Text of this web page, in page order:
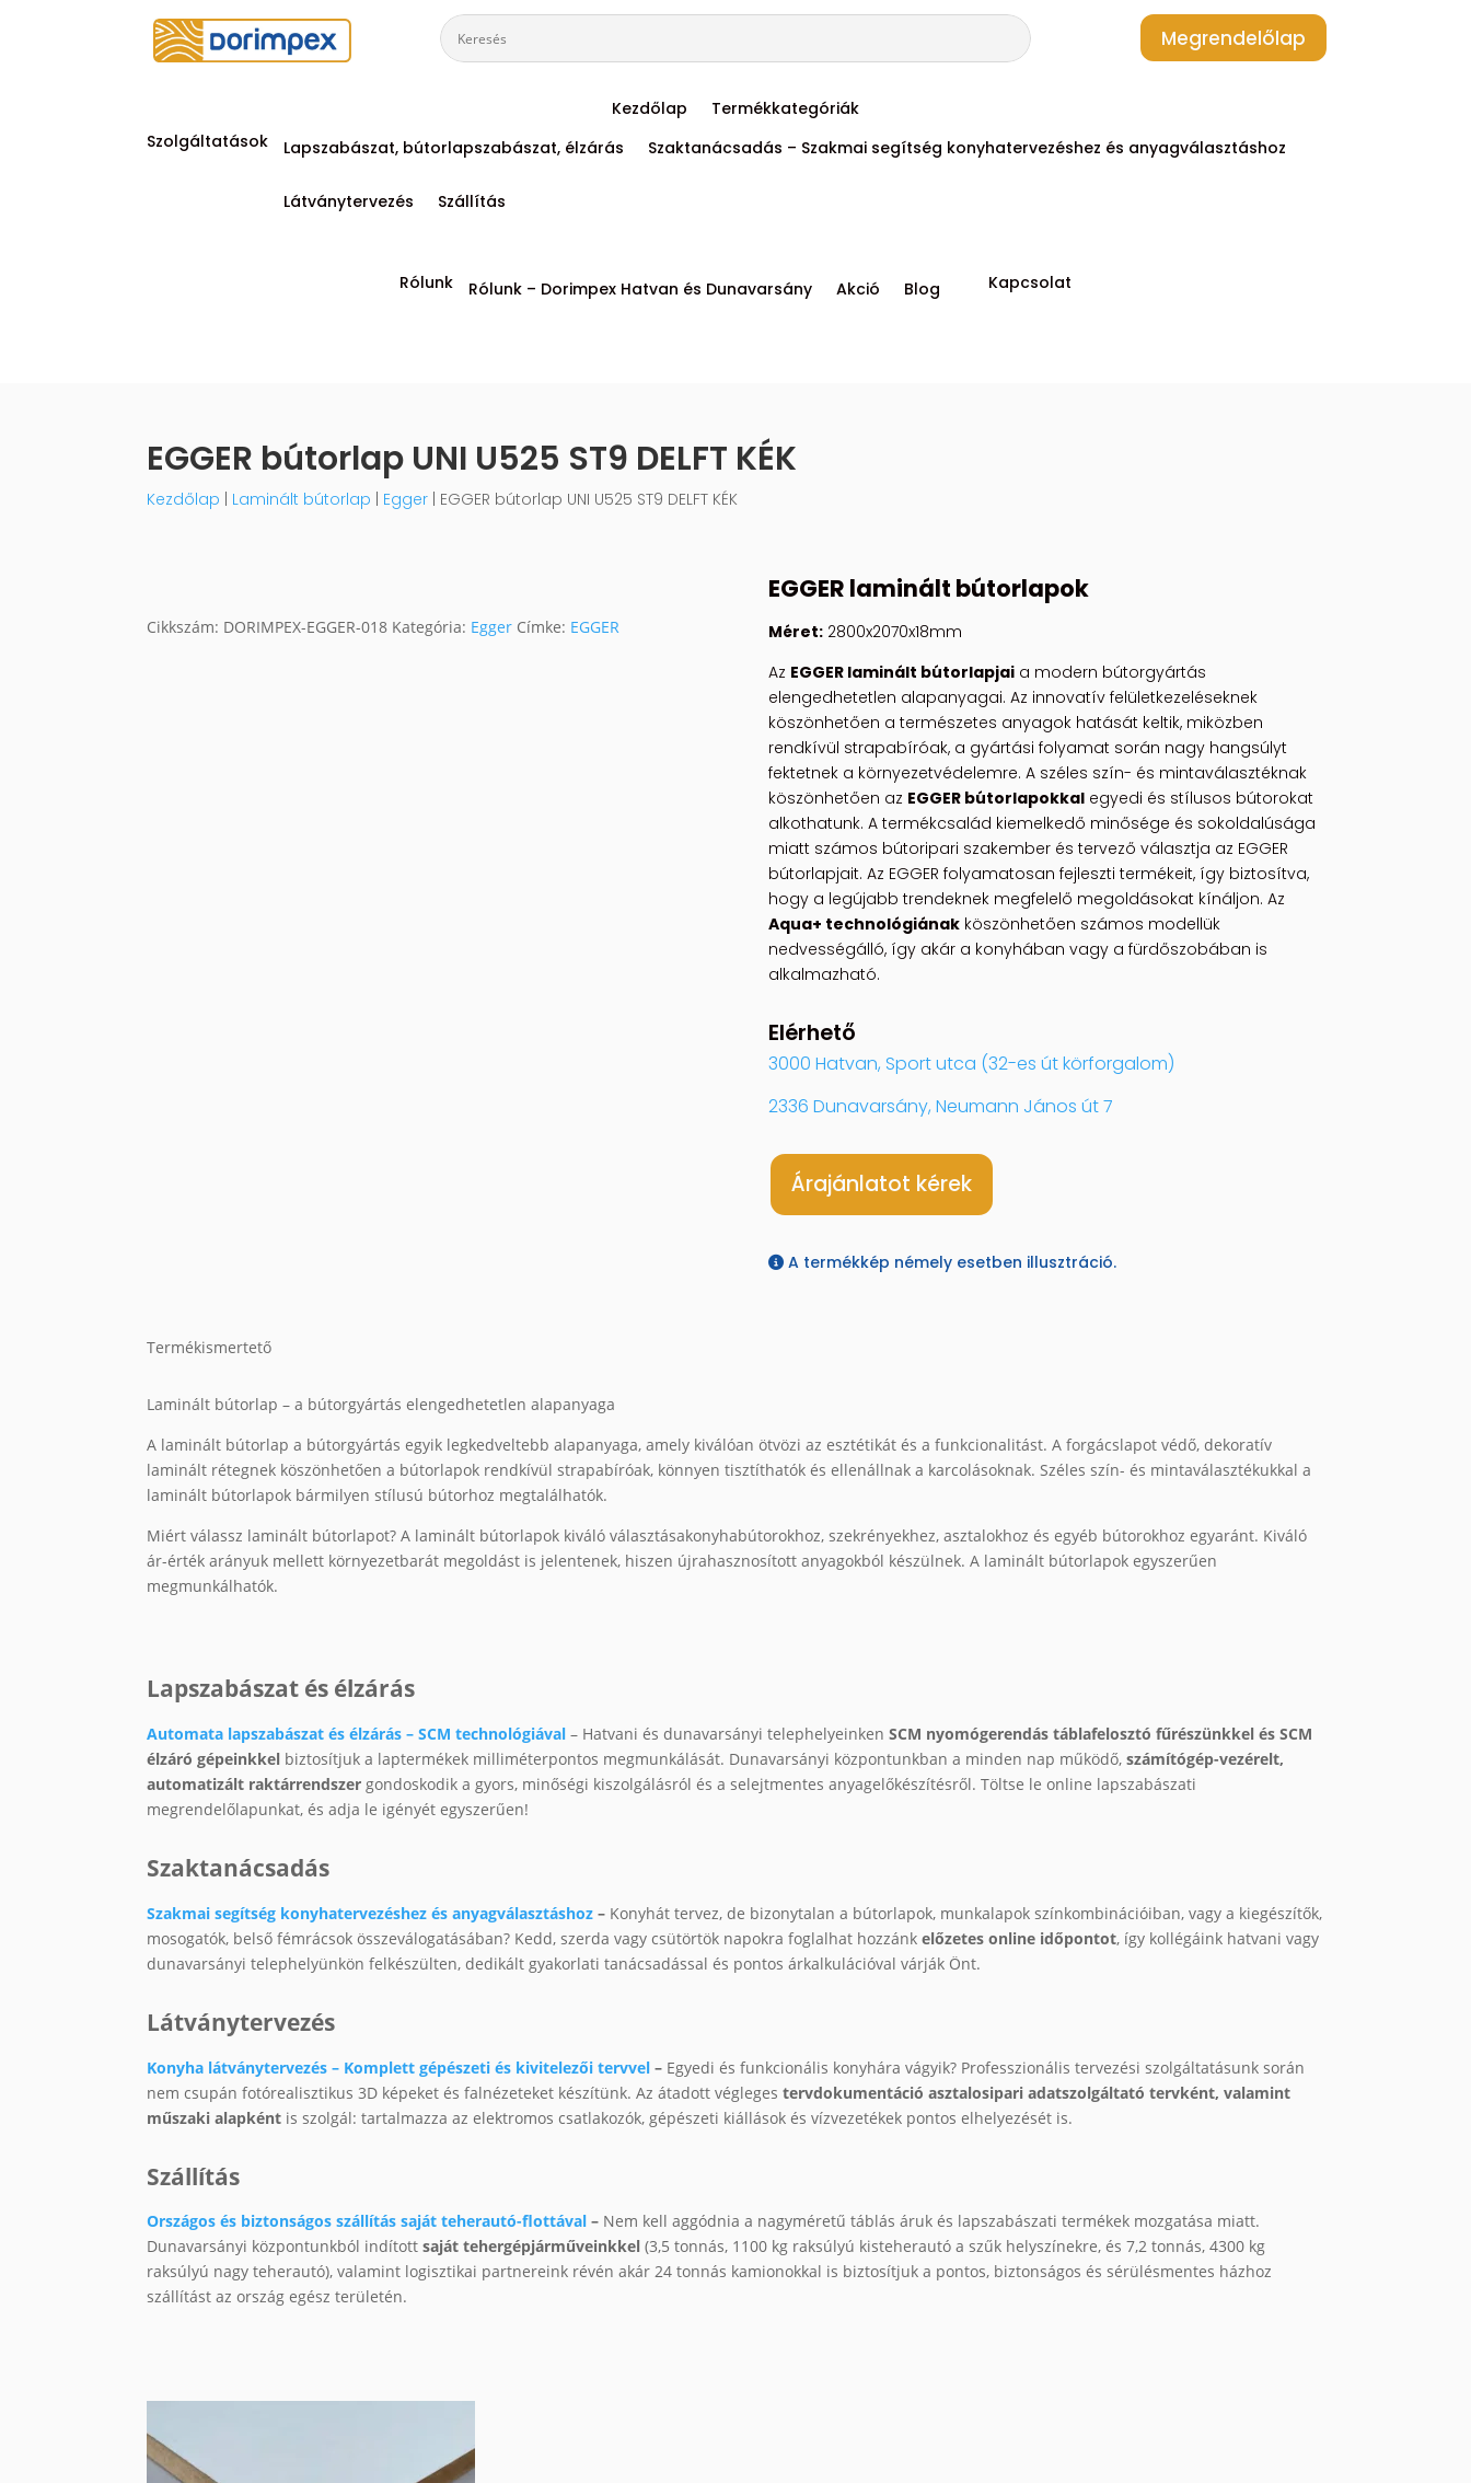
Megrendelőlap
Kezdőlap
Termékkategóriák
Szolgáltatások
Lapszabászat, bútorlapszabászat, élzárás Szaktanácsadás – Szakmai segítség konyhatervezéshez és anyagválasztáshoz
Látványtervezés Szállítás
Rólunk Rólunk – Dorimpex Hatvan és Dunavarsány Akció Blog Kapcsolat
EGGER bútorlap UNI U525 ST9 DELFT KÉK
Kezdőlap | Laminált bútorlap | Egger | EGGER bútorlap UNI U525 ST9 DELFT KÉK
Cikkszám: DORIMPEX-EGGER-018 Kategória: Egger Címke: EGGER
EGGER laminált bútorlapok
Méret:2800x2070x18mm
Az EGGER laminált bútorlapjaia modern bútorgyártás
elengedhetetlen alapanyagai. Az innovatív felületkezeléseknek
köszönhetően a természetes anyagok hatását keltik, miközben
rendkívül strapabíróak, a gyártási folyamat során nagy hangsúlyt
fektetnek a környezetvédelemre. A széles szín- és mintaválasztéknak
köszönhetően az EGGER bútorlapokkalegyedi és stílusos bútorokat
alkothatunk. A termékcsalád kiemelkedő minősége és sokoldalúsága
miatt számos bútoripari szakember és tervező választja az EGGER
bútorlapjait. Az EGGER folyamatosan fejleszti termékeit, így biztosítva,
hogy a legújabb trendeknek megfelelő megoldásokat kínáljon. Az
Aqua+ technológiánakköszönhetően számos modellük
nedvességálló, így akár a konyhában vagy a fürdőszobában is
alkalmazható.
Elérhető
3000 Hatvan, Sport utca (32-es út körforgalom)
2336 Dunavarsány, Neumann János út 7
Árajánlatot kérek
A termékkép némely esetben illusztráció.
Termékismertető
Laminált bútorlap – a bútorgyártás elengedhetetlen alapanyaga
A laminált bútorlap a bútorgyártás egyik legkedveltebb alapanyaga, amely kiválóan ötvözi az esztétikát és a funkcionalitást. A forgácslapot védő, dekoratív
laminált rétegnek köszönhetően a bútorlapok rendkívül strapabíróak, könnyen tisztíthatók és ellenállnak a karcolásoknak. Széles szín- és mintaválasztékukkal a
laminált bútorlapok bármilyen stílusú bútorhoz megtalálhatók.
Miért válassz laminált bútorlapot? A laminált bútorlapok kiváló választásakonyhabútorokhoz, szekrényekhez, asztalokhoz és egyéb bútorokhoz egyaránt. Kiváló
ár-érték arányuk mellett környezetbarát megoldást is jelentenek, hiszen újrahasznosított anyagokból készülnek. A laminált bútorlapok egyszerűen
megmunkálhatók.
Lapszabászat és élzárás
Automata lapszabászat és élzárás – SCM technológiával – Hatvani és dunavarsányi telephelyeinkenSCM nyomógerendás táblafelosztó fűrészünkkel és SCM
élzáró gépeinkkel biztosítjuk a laptermékek milliméterpontos megmunkálását. Dunavarsányi központunkban a minden nap működő,számítógép-vezérelt,
automatizált raktárrendszergondoskodik a gyors, minőségi kiszolgálásról és a selejtmentes anyagelőkészítésről. Töltse le online lapszabászati
megrendelőlapunkat, és adja le igényét egyszerűen!
Szaktanácsadás
Szakmai segítség konyhatervezéshez és anyagválasztáshoz – Konyhát tervez, de bizonytalan a bútorlapok, munkalapok színkombinációiban, vagy a kiegészítők,
mosogatók, belső fémrácsok összeválogatásában? Kedd, szerda vagy csütörtök napokra foglalhat hozzánkelőzetes online időpontot, így kollégáink hatvani vagy
dunavarsányi telephelyünkön felkészülten, dedikált gyakorlati tanácsadással és pontos árkalkulációval várják Önt.
Látványtervezés
Konyha látványtervezés – Komplett gépészeti és kivitelezői tervvel – Egyedi és funkcionális konyhára vágyik? Professzionális tervezési szolgáltatásunk során
nem csupán fotórealisztikus 3D képeket és falnézeteket készítünk. Az átadott véglegestervdokumentáció asztalosipari adatszolgáltató tervként, valamint
műszaki alapként is szolgál: tartalmazza az elektromos csatlakozók, gépészeti kiállások és vízvezetékek pontos elhelyezését is.
Szállítás
Országos és biztonságos szállítás saját teherautó-flottával – Nem kell aggódnia a nagyméretű táblás áruk és lapszabászati termékek mozgatása miatt.
Dunavarsányi központunkból indítottsaját tehergépjárműveinkkel(3,5 tonnás, 1100 kg raksúlyú kisteherautó a szűk helyszínekre, és 7,2 tonnás, 4300 kg
raksúlyú nagy teherautó), valamint logisztikai partnereink révén akár 24 tonnás kamionokkal is biztosítjuk a pontos, biztonságos és sérülésmentes házhoz
szállítást az ország egész területén.